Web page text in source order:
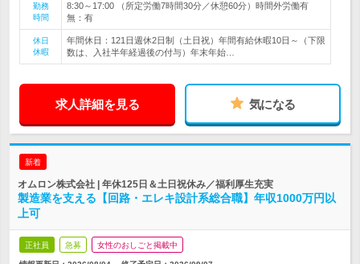
勤務
時間
8:30～17:00 （所定労働7時間30分／休憩60分）時間外労働有
無：有
休日
休暇
年間休日：121日週休2日制（土日祝）年間有給休暇10日～（下限
数は、入社半年経過後の付与）年末年始…
求人詳細を見る 気になる
新着
オムロン株式会社 | 年休125日＆土日祝休み／福利厚生充実
製造業を支える【回路・エレキ設計系総合職】年収1000万円以
上可
正社員 急募 女性のおしごと掲載中